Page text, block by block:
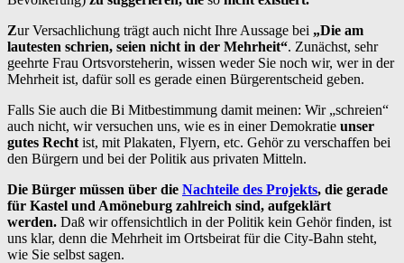
Zur Versachlichung trägt auch nicht Ihre Aussage bei „Die am
lautesten schrien, seien nicht in der Mehrheit“. Zunächst, sehr
geehrte Frau Ortsvorsteherin, wissen weder Sie noch wir, wer in der
Mehrheit ist, dafür soll es gerade einen Bürgerentscheid geben.
Falls Sie auch die Bi Mitbestimmung damit meinen: Wir „schreien“
auch nicht, wir versuchen uns, wie es in einer Demokratie unser
gutes Recht ist, mit Plakaten, Flyern, etc. Gehör zu verschaffen bei
den Bürgern und bei der Politik aus privaten Mitteln.
Die Bürger müssen über die Nachteile des Projekts, die gerade
für Kastel und Amöneburg zahlreich sind, aufgeklärt
werden. Daß wir offensichtlich in der Politik kein Gehör finden, ist
uns klar, denn die Mehrheit im Ortsbeirat für die City-Bahn steht,
wie Sie selbst sagen.